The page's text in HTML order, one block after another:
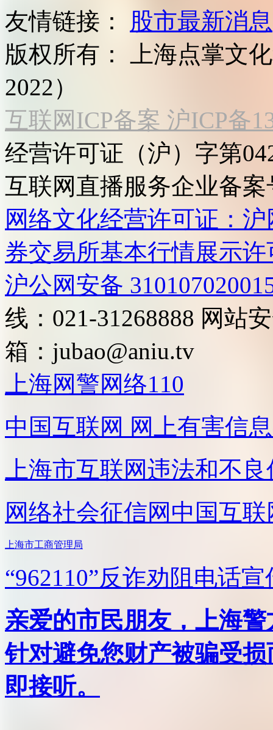
友情链接：
股市最新消息
版权所有：
上海点掌文
2022）
互联网ICP备案 沪ICP备
经营许可证（沪）字第
互联网直播服务企业备案
网络文化经营许可证：
券交易所基本行情展示许
沪公网安备
线：021-31268888 网站
箱： jubao@aniu.tv
上海网警网络110
中国互联网 网上有害信
上海市互联网违法和不
网络社会征信网 中国互
上海市工商管理局
“962110”反诈劝阻电话宣
亲爱的市民朋友，上海
针对避免您财产被骗受
即接听。